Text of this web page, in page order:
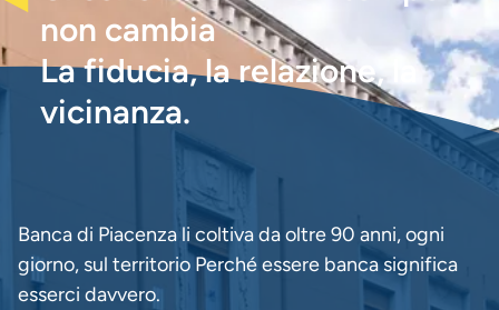
non cambia
La fiducia, la relazione, la
vicinanza.
Banca di Piacenza li coltiva da oltre 90 anni, ogni
giorno, sul territorio Perché essere banca significa
esserci davvero.